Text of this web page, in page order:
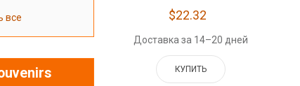
все $22.32
Доставка за 14–20 дней
КУПИТЬ